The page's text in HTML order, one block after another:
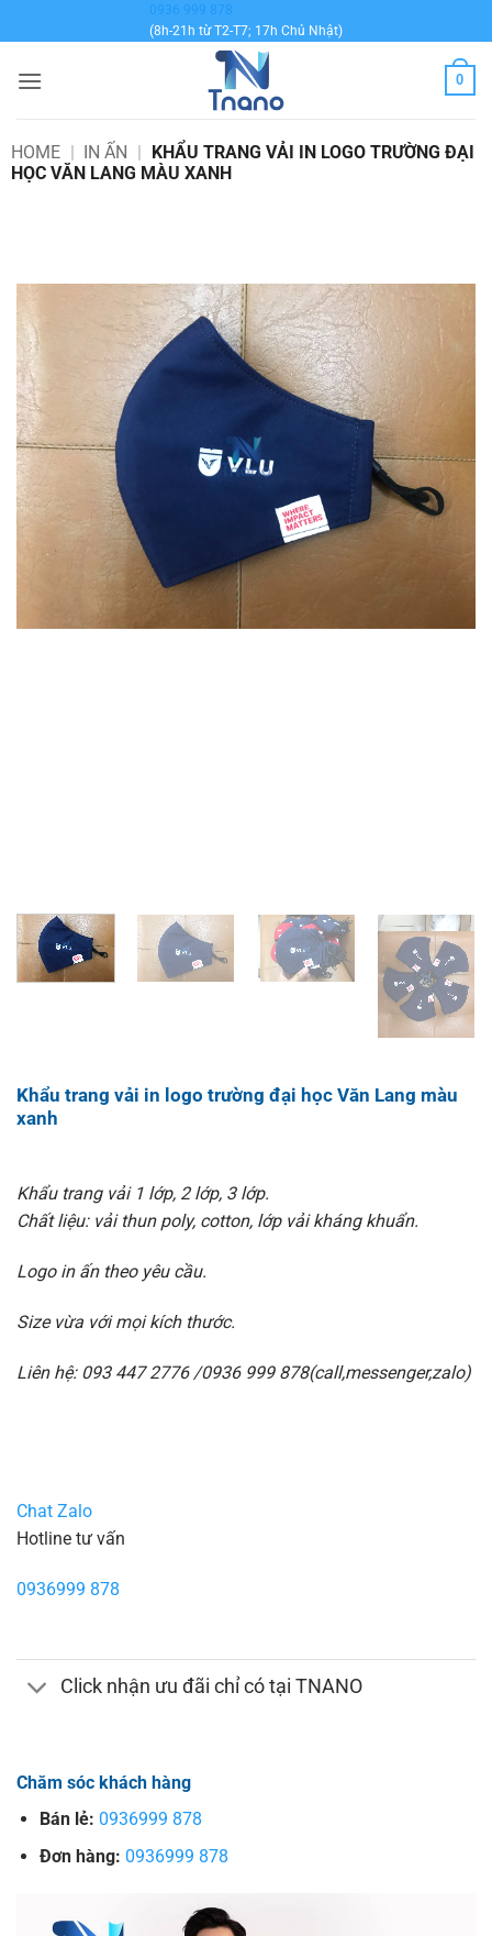
qua
dung
0936 999 878
(8h-21h từ T2-T7; 17h Chủ Nhật)
0
HOME | IN ẤN | KHẨU TRANG VẢI IN LOGO TRƯỜNG ĐẠI
HỌC VĂN LANG MÀU XANH
Khẩu trang vải in logo trường đại học Văn Lang màu
xanh
Khẩu trang vải 1 lớp, 2 lớp, 3 lớp.
Chất liệu: vải thun poly, cotton, lớp vải kháng khuẩn.
Logo in ấn theo yêu cầu.
Size vừa với mọi kích thước.
Liên hệ: 093 447 2776 /0936 999 878(call,messenger,zalo)
Chat Zalo
Hotline tư vấn
0936999 878
Click nhận ưu đãi chỉ có tại TNANO
Chăm sóc khách hàng
Bán lẻ: 0936999 878
Đơn hàng: 0936999 878